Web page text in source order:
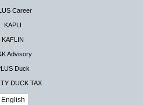
Career
KAPLI
KAFLIN
Advisory
Duck
DUCK TAX
English